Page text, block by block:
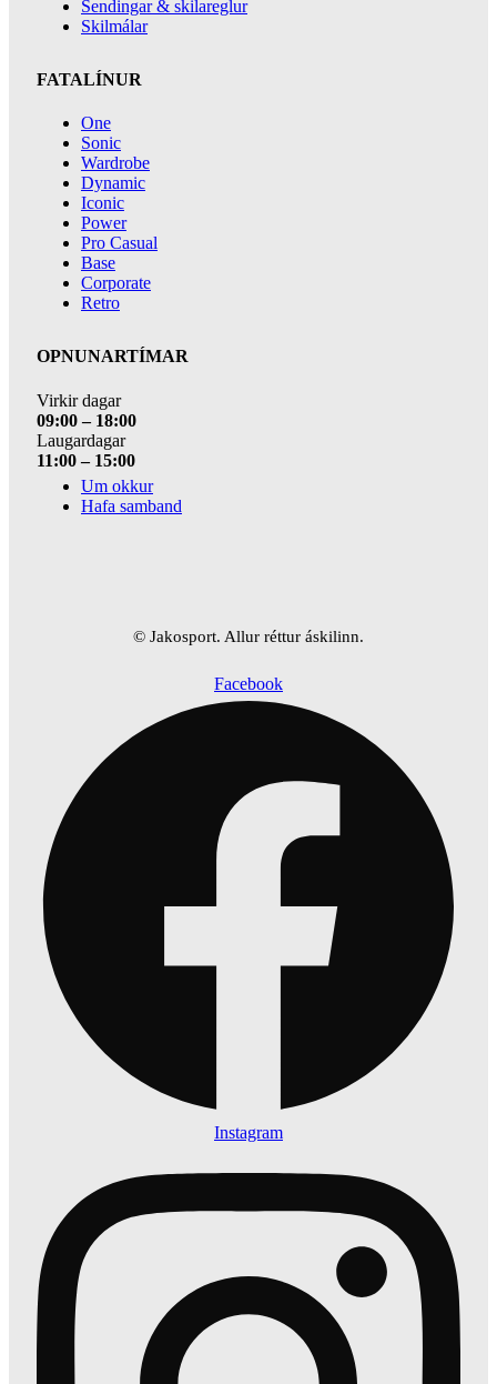
Sendingar & skilareglur
Skilmálar
FATALÍNUR
One
Sonic
Wardrobe
Dynamic
Iconic
Power
Pro Casual
Base
Corporate
Retro
OPNUNARTÍMAR
Virkir dagar
09:00 – 18:00
Laugardagar
11:00 – 15:00
Um okkur
Hafa samband
© Jakosport. Allur réttur áskilinn.
Facebook
Instagram